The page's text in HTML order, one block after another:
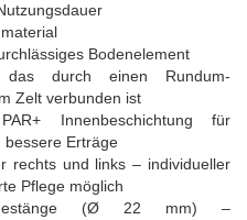
Bodenelement
das durch einen Rundum-
Zelt verbunden ist
Innenbeschichtung für
bessere Erträge
rechts und links – individueller
Pflege möglich
(Ø 22 mm) –